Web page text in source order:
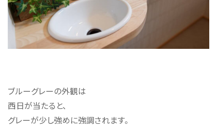
ブルーグレーの外観は
西日が当たると、
グレーが少し強めに強調されます。